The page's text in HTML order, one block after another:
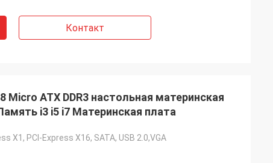
Контакт
Micro ATX DDR3 настольная материнская
i3 i5 i7 Материнская плата
X1, PCI-Express X16, SATA, USB 2.0,VGA